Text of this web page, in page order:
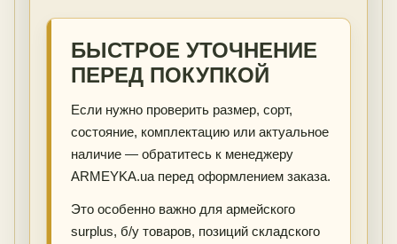
БЫСТРОЕ УТОЧНЕНИЕ
ПЕРЕД ПОКУПКОЙ
Если нужно проверить размер, сорт,
состояние, комплектацию или актуальное
наличие — обратитесь к менеджеру
ARMEYKA.ua перед оформлением заказа.
Это особенно важно для армейского
surplus, б/у товаров, позиций складского